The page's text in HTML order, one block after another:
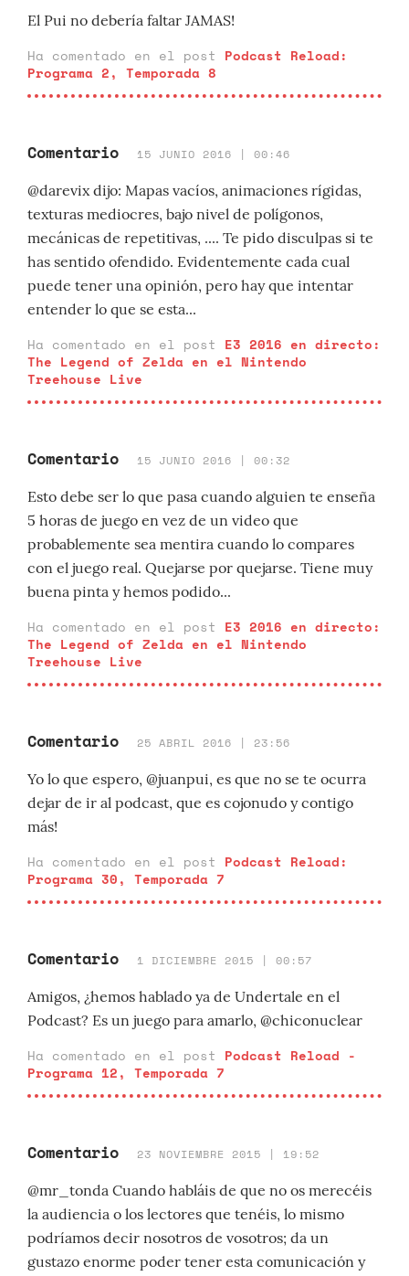
El Pui no debería faltar JAMAS!
Ha comentado en el post Podcast Reload:
Programa 2, Temporada 8
Comentario 15 JUNIO 2016 | 00:46
@darevix dijo: Mapas vacíos, animaciones rígidas,
texturas mediocres, bajo nivel de polígonos,
mecánicas de repetitivas, .... Te pido disculpas si te
has sentido ofendido. Evidentemente cada cual
puede tener una opinión, pero hay que intentar
entender lo que se esta...
Ha comentado en el post E3 2016 en directo:
The Legend of Zelda en el Nintendo
Treehouse Live
Comentario 15 JUNIO 2016 | 00:32
Esto debe ser lo que pasa cuando alguien te enseña
5 horas de juego en vez de un video que
probablemente sea mentira cuando lo compares
con el juego real. Quejarse por quejarse. Tiene muy
buena pinta y hemos podido...
Ha comentado en el post E3 2016 en directo:
The Legend of Zelda en el Nintendo
Treehouse Live
Comentario 25 ABRIL 2016 | 23:56
Yo lo que espero, @juanpui, es que no se te ocurra
dejar de ir al podcast, que es cojonudo y contigo
más!
Ha comentado en el post Podcast Reload:
Programa 30, Temporada 7
Comentario 1 DICIEMBRE 2015 | 00:57
Amigos, ¿hemos hablado ya de Undertale en el
Podcast? Es un juego para amarlo, @chiconuclear
Ha comentado en el post Podcast Reload -
Programa 12, Temporada 7
Comentario 23 NOVIEMBRE 2015 | 19:52
@mr_tonda Cuando habláis de que no os merecéis
la audiencia o los lectores que tenéis, lo mismo
podríamos decir nosotros de vosotros; da un
gustazo enorme poder tener esta comunicación y